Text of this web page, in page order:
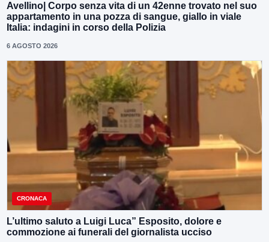
Avellino| Corpo senza vita di un 42enne trovato nel suo
appartamento in una pozza di sangue, giallo in viale
Italia: indagini in corso della Polizia
6 AGOSTO 2026
CRONACA
L’ultimo saluto a Luigi Luca” Esposito, dolore e
commozione ai funerali del giornalista ucciso